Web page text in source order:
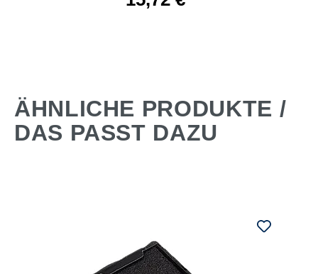
ÄHNLICHE PRODUKTE /
DAS PASST DAZU